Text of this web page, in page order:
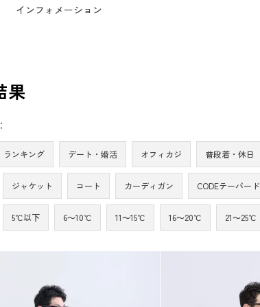
インフォメーション
果
ランキング デート・婚活 オフィカジ 普段着・休日
ジャケット コート カーディガン CODEテーパード
5℃以下 6～10℃ 11～15℃ 16～20℃ 21～25℃